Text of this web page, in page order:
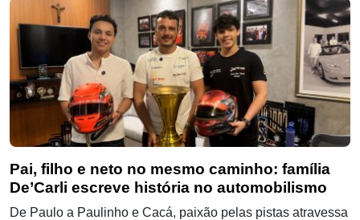
Pai, filho e neto no mesmo caminho: família
De’Carli escreve história no automobilismo
De Paulo a Paulinho e Cacá, paixão pelas pistas atravessa